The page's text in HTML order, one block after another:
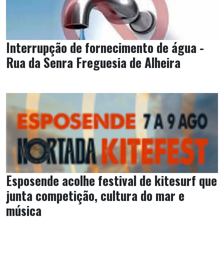
Interrupção de fornecimento de água -
Rua da Senra Freguesia de Alheira
Esposende acolhe festival de kitesurf que
junta competição, cultura do mar e
música